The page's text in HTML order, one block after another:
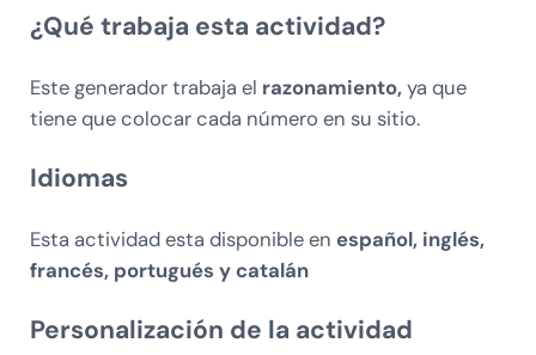
¿Qué trabaja esta actividad?
Este generador trabaja el razonamiento,ya que
tiene que colocar cada número en su sitio.
Idiomas
Esta actividad esta disponible en español, inglés,
francés, portugués y catalán
Personalización de la actividad